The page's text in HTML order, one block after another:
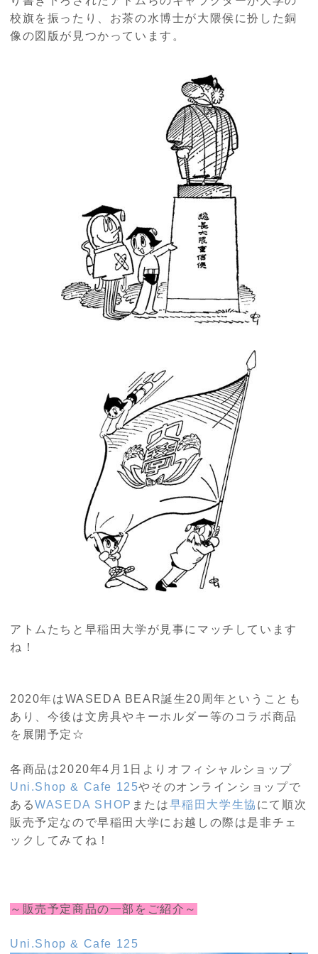
校旗を振ったり、お茶の水博士が大隈侯に扮した銅
像の図版が見つかっています。
アトムたちと早稲田大学が見事にマッチしています
ね！
2020年はWASEDA BEAR誕生20周年ということも
あり、今後は文房具やキーホルダー等のコラボ商品
を展開予定☆
各商品は2020年4月1日よりオフィシャルショップ
Uni.Shop & Cafe 125やそのオンラインショップで
あるWASEDA SHOP または早稲田大学生協 にて順次
販売予定なので早稲田大学にお越しの際は是非チェ
ックしてみてね！
～販売予定商品の一部をご紹介～
Uni.Shop & Cafe 125